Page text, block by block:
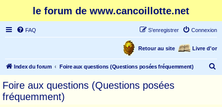
le forum de www.cancoillotte.net
FAQ Connexion
S’enregistrer
Livre d'or
Retour au site
Index du forum Foire aux questions (Questions posées fréquemment)
Foire aux questions (Questions posées
fréquemment)